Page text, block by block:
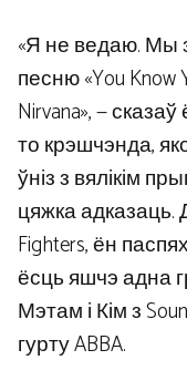
«Я не ведаю. Мы
песню «You Know
Nirvana», —
то крэшчэнда,
ўніз з вялікім
цяжка адказаць.
Fighters, ён
ёсць яшчэ адна
Мэтам і Кім з
гурту ABBA.